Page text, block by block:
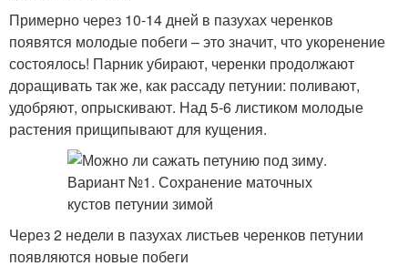
Примерно через 10-14 дней в пазухах черенков
появятся молодые побеги – это значит, что укоренение
состоялось! Парник убирают, черенки продолжают
доращивать так же, как рассаду петунии: поливают,
удобряют, опрыскивают. Над 5-6 листиком молодые
растения прищипывают для кущения.
Через 2 недели в пазухах листьев черенков петунии
появляются новые побеги